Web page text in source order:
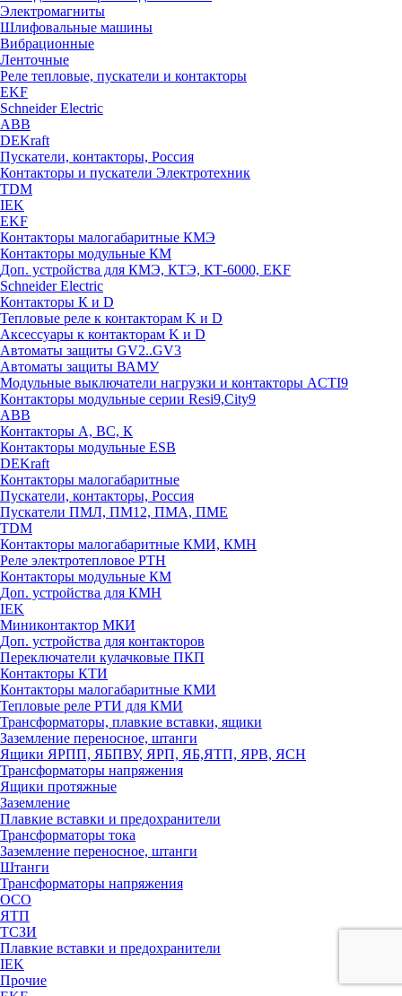
Электромагниты
Шлифовальные машины
Вибрационные
Ленточные
Реле тепловые, пускатели и контакторы
EKF
Schneider Electric
ABB
DEKraft
Пускатели, контакторы, Россия
Контакторы и пускатели Электротехник
TDM
IEK
EKF
Контакторы малогабаритные КМЭ
Контакторы модульные КМ
Доп. устройства для КМЭ, КТЭ, КТ-6000, EKF
Schneider Electric
Контакторы К и D
Тепловые реле к контакторам K и D
Аксессуары к контакторам K и D
Автоматы защиты GV2..GV3
Автоматы защиты ВАМУ
Модульные выключатели нагрузки и контакторы ACTI9
Контакторы модульные серии Resi9,City9
ABB
Контакторы А, ВС, К
Контакторы модульные ESB
DEKraft
Контакторы малогабаритные
Пускатели, контакторы, Россия
Пускатели ПМЛ, ПМ12, ПМА, ПМЕ
TDM
Контакторы малогабаритные КМИ, КМН
Реле электротепловое РТН
Контакторы модульные КМ
Доп. устройства для КМН
IEK
Миниконтактор МКИ
Доп. устройства для контакторов
Переключатели кулачковые ПКП
Контакторы КТИ
Контакторы малогабаритные КМИ
Тепловые реле РTИ для КМИ
Трансформаторы, плавкие вставки, ящики
Заземление переносное, штанги
Ящики ЯРПП, ЯБПВУ, ЯРП, ЯБ,ЯТП, ЯРВ, ЯСН
Трансформаторы напряжения
Ящики протяжные
Заземление
Плавкие вставки и предохранители
Трансформаторы тока
Заземление переносное, штанги
Штанги
Трансформаторы напряжения
ОСО
ЯТП
ТСЗИ
Плавкие вставки и предохранители
IEK
Прочие